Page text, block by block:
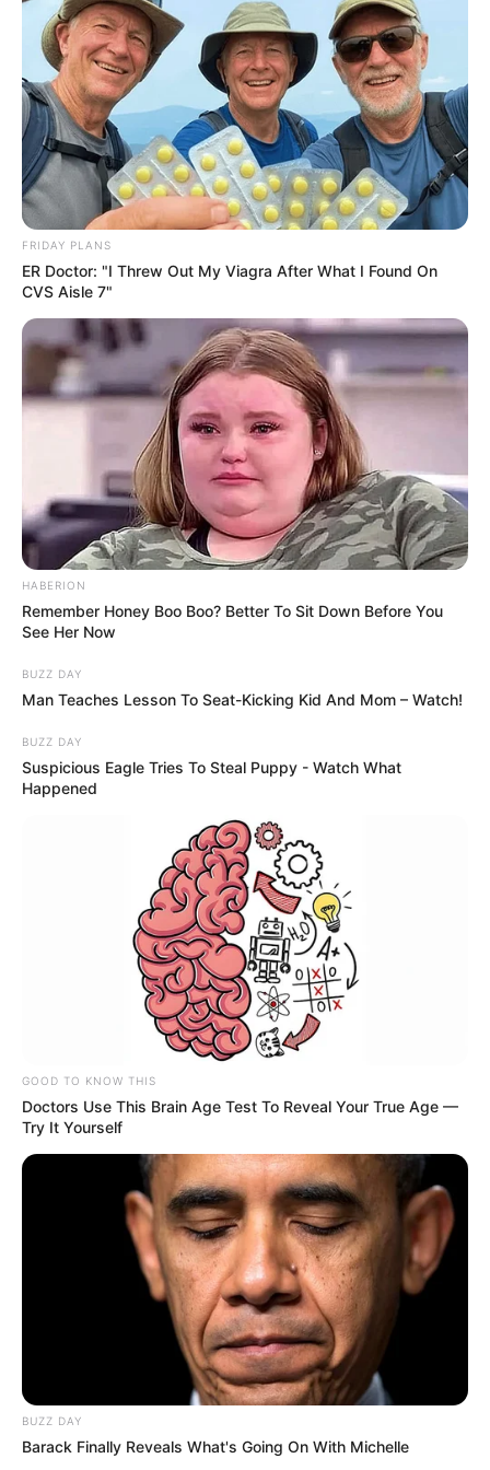
Un événement inattendu vient ensuite relancer
l’enquête des policiers, tandis qu’Ariane et Louis
s’allient pour tenter de raisonner Zoé. Steve,
fraîchement affecté, déchante rapidement en
héritant d’une tâche peu gratifiante.
FRIDAY PLANS
ER Doctor: "I Threw Out My Viagra After What I Found On
CVS Aisle 7"
HABERION
Remember Honey Boo Boo? Better To Sit Down Before You
See Her Now
BUZZ DAY
Man Teaches Lesson To Seat-Kicking Kid And Mom – Watch!
BUZZ DAY
Suspicious Eagle Tries To Steal Puppy - Watch What
Happened
GOOD TO KNOW THIS
Doctors Use This Brain Age Test To Reveal Your True Age —
Try It Yourself
BUZZ DAY
Barack Finally Reveals What's Going On With Michelle